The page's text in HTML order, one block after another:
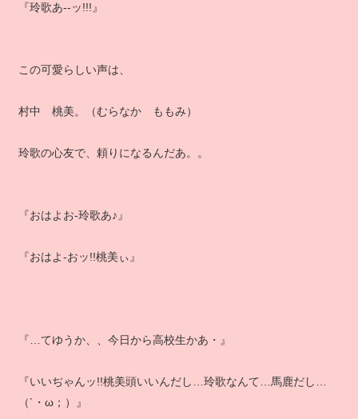
『玲歌あ‐‐ッ!!!』
この可愛らしい声は、
村中 桃美。（むらなか ももみ）
玲歌の心友で、頼りになるんだあ。。
『おはよお‐玲歌あ♪』
『おはよ‐おッ!!桃美ぃ』
『…てゆうか、、今日から高校生かあ・』
『いいぢゃんッ!!桃美頭いいんだし…玲歌なんて…馬鹿だし…
（´・ω；）』